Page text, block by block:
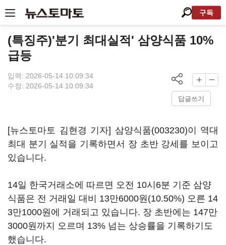
구독
(특징주)'분기 최대실적' 삼양식품 10%
급등
입력: 2026-05-14 10:09:34
수정: 2026-05-14 10:09:34
답글쓰기
[뉴스토마토 김현경 기자] 삼양식품(003230)이 역대
최대 분기 실적을 기록하면서 장 초반 강세를 보이고
있습니다.
14일 한국거래소에 따르면 오전 10시6분 기준 삼양
식품은 전 거래일 대비 13만6000원(10.50%) 오른 14
3만1000원에 거래되고 있습니다. 장 초반에는 147만
3000원까지 오르며 13% 넘는 상승률을 기록하기도
했습니다.